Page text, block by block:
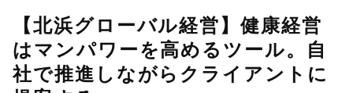
【北浜グローバル経営】健康経営
はマンパワーを高めるツール。自
社で推進しながらクライアントに